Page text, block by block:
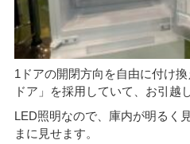
1ドアの開閉方向を自由に付け
ドア」を採用していて、お引越
LED照明なので、庫内が明るく
まに見せます。